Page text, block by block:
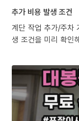
추가 비용 발생 조건
계단 작업 추가/주차
생 조건을 미리 확인